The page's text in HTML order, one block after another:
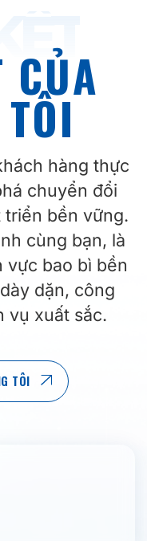
CỦA
hàng thực
chuyển đổi
bền vững.
cùng bạn, là
vực bao bì bền
dặn, công
vụ xuất sắc.
TÔI